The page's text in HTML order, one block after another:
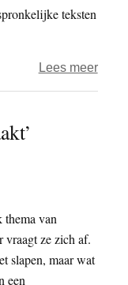
teksten
Lees meerover
van
ze zich af.
slapen, maar wat
een